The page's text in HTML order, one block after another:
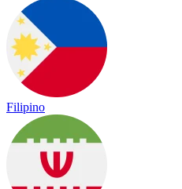
Filipino